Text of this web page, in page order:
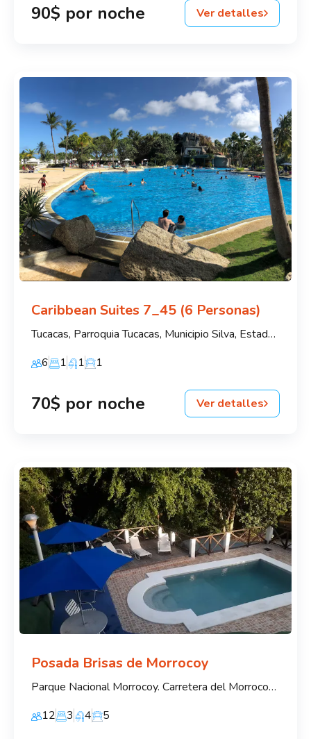
90$ por noche Ver detalles
Caribbean Suites 7_45 (6 Personas)
Tucacas, Parroquia Tucacas, Municipio Silva, Estado Falcón, 2054, Venezuela
6
1 1 1
70$ por noche Ver detalles
Posada Brisas de Morrocoy
Parque Nacional Morrocoy. Carretera del Morrocoy, La Luisa, Parroquia Tucacas,
12
3 4 5